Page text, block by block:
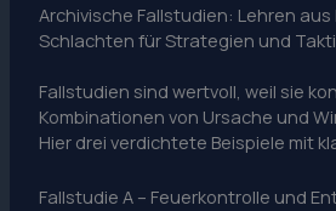
Archivische Fallstudien: Lehren
Schlachten für Strategien und
Fallstudien sind wertvoll, weil sie
Kombinationen von Ursache und
Hier drei verdichtete Beispiele mit
Fallstudie A – Feuerkontrolle und